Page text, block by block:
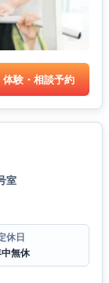
体験・相談予約
室
休日
無休